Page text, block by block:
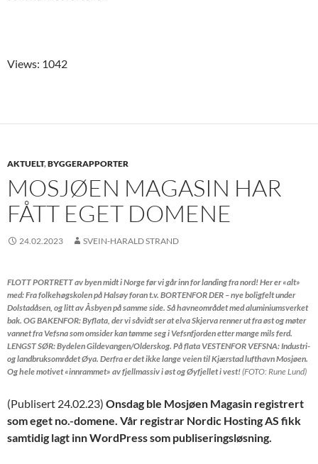
Views: 1042
AKTUELT,BYGGERAPPORTER
MOSJØEN MAGASIN HAR
FÅTT EGET DOMENE
24.02.2023 SVEIN-HARALD STRAND
FLOTT PORTRETT av byen midt i Norge før vi går inn for landing fra nord! Her er «alt»
med: Fra folkehøgskolen på Halsøy foran t.v. BORTENFOR DER – nye boligfelt under
Dolstadåsen, og litt av Åsbyen på samme side. Så havneområdet med aluminiumsverket
bak. OG BAKENFOR: Byflata, der vi såvidt ser at elva Skjerva renner ut fra øst og møter
vannet fra Vefsna som omsider kan tømme seg i Vefsnfjorden etter mange mils ferd.
LENGST SØR: Bydelen Gildevangen/Olderskog. På flata VESTENFOR VEFSNA: Industri-
og landbruksområdet Øya. Derfra er det ikke lange veien tilKjærstad lufthavn Mosjøen.
Og hele motivet «innrammet» av fjellmassiv i øst og Øyfjellet i vest!(FOTO: Rune Lund)
(Publisert 24.02.23) Onsdag ble Mosjøen Magasin registrert
som eget no.-domene. Vår registrar Nordic Hosting AS fikk
samtidig lagt inn WordPress som publiseringsløsning.